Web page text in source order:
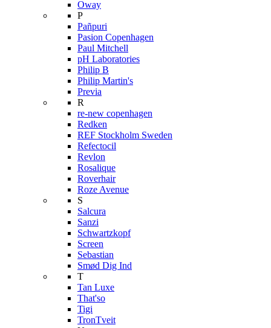
Oway
P
Pañpuri
Pasion Copenhagen
Paul Mitchell
pH Laboratories
Philip B
Philip Martin's
Previa
R
re-new copenhagen
Redken
REF Stockholm Sweden
Refectocil
Revlon
Rosalique
Roverhair
Roze Avenue
S
Salcura
Sanzi
Schwartzkopf
Screen
Sebastian
Smød Dig Ind
T
Tan Luxe
That'so
Tigi
TronTveit